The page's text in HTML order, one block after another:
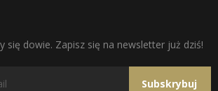
się dowie. Zapisz się na newsletter już dziś!
Subskrybuj